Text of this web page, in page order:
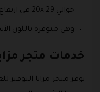
حوالي 20x 29 في ارتفاع حوالي 33 سم.
وهي متوفرة باللون
خدمات متجر
يوفر متجر مزايا التوفير